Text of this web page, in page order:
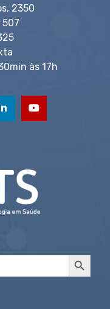
2350
507
às 17h
Search Button